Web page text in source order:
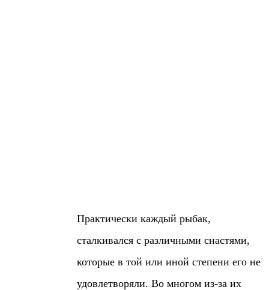
Практически каждый рыбак,
сталкивался с различными снастями,
которые в той или иной степени его не
удовлетворяли. Во многом из-за их